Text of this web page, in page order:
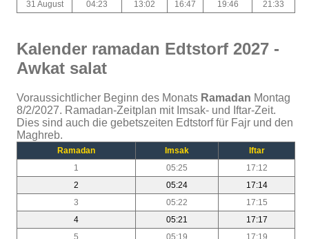
31 August
04:23 13:02 16:47 19:46 21:33
Kalender ramadan Edtstorf 2027 -
Awkat salat
Voraussichtlicher Beginn des Monats Ramadan Montag
8/2/2027. Ramadan-Zeitplan mit Imsak- und Iftar-Zeit.
Dies sind auch die gebetszeiten Edtstorf für Fajr und den
Maghreb.
Ramadan Imsak
Iftar
1
05:25
17:12
2
05:24
17:14
3
05:22
17:15
4
05:21
17:17
5
05:19
17:19